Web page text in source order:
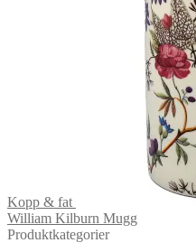
Kopp & fat
William Kilburn Mugg
Produktkategorier